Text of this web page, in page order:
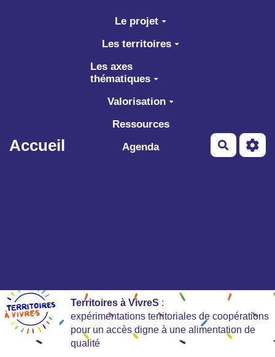
Aller au contenu principal
Accueil
Le projet
Les territoires
Les axes
thématiques
Valorisation
Ressources
Agenda
Territoires à VivreS :
expérimentations territoriales de coopérations
pour un accès digne à une alimentation de
qualité